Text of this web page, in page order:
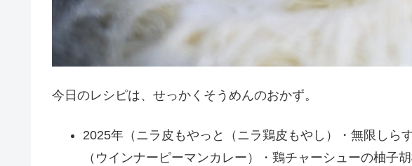
今日のレシピは、せっかくそうめんのおかず。
2025年（ニラ皮もやっと（ニラ鶏皮もやし）・無限しら
（ウインナーピーマンカレー）・鶏チャーシューの柚子